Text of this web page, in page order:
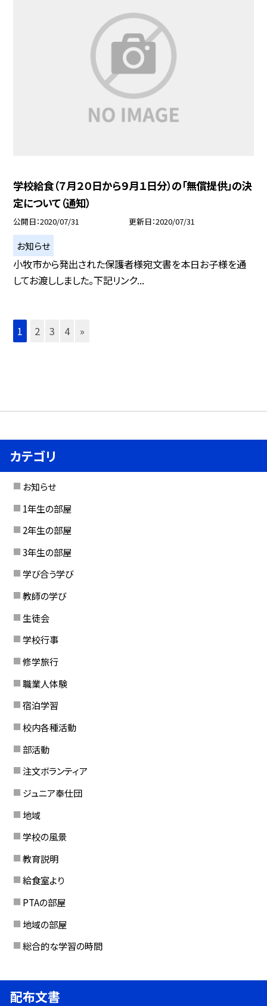
学校給食（７月２０日から９月１日分）の「無償提供」の決
定について（通知）
公開日 2020/07/31 更新日 2020/07/31
お知らせ
小牧市から発出された保護者様宛文書を本日お子様を通
してお渡ししました。下記リンク...
1 2 3 4 »
カテゴリ
お知らせ
1年生の部屋
2年生の部屋
3年生の部屋
学び合う学び
教師の学び
生徒会
学校行事
修学旅行
職業人体験
宿泊学習
校内各種活動
部活動
注文ボランティア
ジュニア奉仕団
地域
学校の風景
教育説明
給食室より
PTAの部屋
地域の部屋
総合的な学習の時間
配布文書